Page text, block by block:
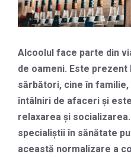
Alcoolul face parte din
de oameni. Este
sărbători, cine în
întâlniri de afaceri și
relaxarea și
specialiștii în sănătate
această normalizare a